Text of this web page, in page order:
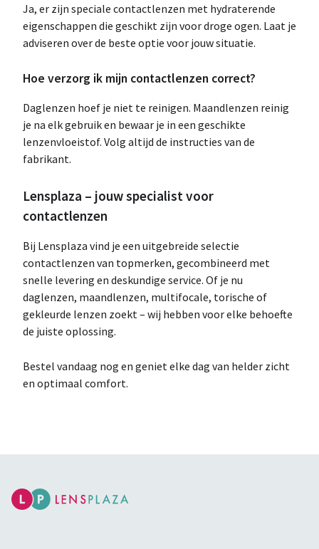
Ja, er zijn speciale contactlenzen met hydraterende
eigenschappen die geschikt zijn voor droge ogen. Laat je
adviseren over de beste optie voor jouw situatie.
Hoe verzorg ik mijn contactlenzen correct?
Daglenzen hoef je niet te reinigen. Maandlenzen reinig
je na elk gebruik en bewaar je in een geschikte
lenzenvloeistof. Volg altijd de instructies van de
fabrikant.
Lensplaza – jouw specialist voor
contactlenzen
Bij Lensplaza vind je een uitgebreide selectie
contactlenzen van topmerken, gecombineerd met
snelle levering en deskundige service. Of je nu
daglenzen, maandlenzen, multifocale, torische of
gekleurde lenzen zoekt – wij hebben voor elke behoefte
de juiste oplossing.
Bestel vandaag nog en geniet elke dag van helder zicht
en optimaal comfort.